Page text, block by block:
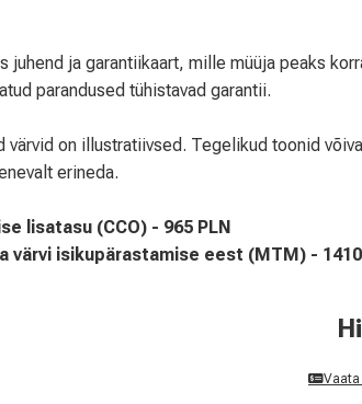
juhend ja garantiikaart, mille müüja peaks
parandused tühistavad garantii.
värvid on illustratiivsed. Tegelikud toonid
erineda.
lisatasu (CCO) - 965 PLN
värvi isikupärastamise eest (MTM) - 1410